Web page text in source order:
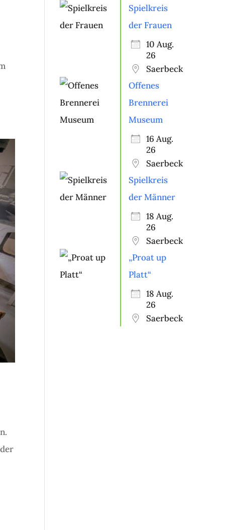
Spielkreis
der Frauen
10 Aug.
26
Saerbeck
Offenes
Brennerei
Museum
16 Aug.
26
Saerbeck
Spielkreis
der Männer
18 Aug.
26
Saerbeck
„Proat up
Platt“
18 Aug.
26
Saerbeck